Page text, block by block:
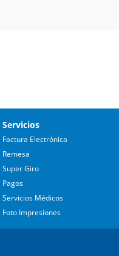
Servicios
Factura Electrónica
Remesa
Super Giro
Pagos
Servicios Médicos
Foto Impresiones